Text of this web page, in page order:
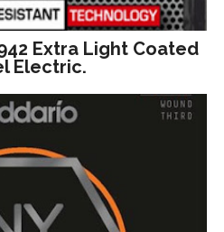
Extra Light Coated
Electric.